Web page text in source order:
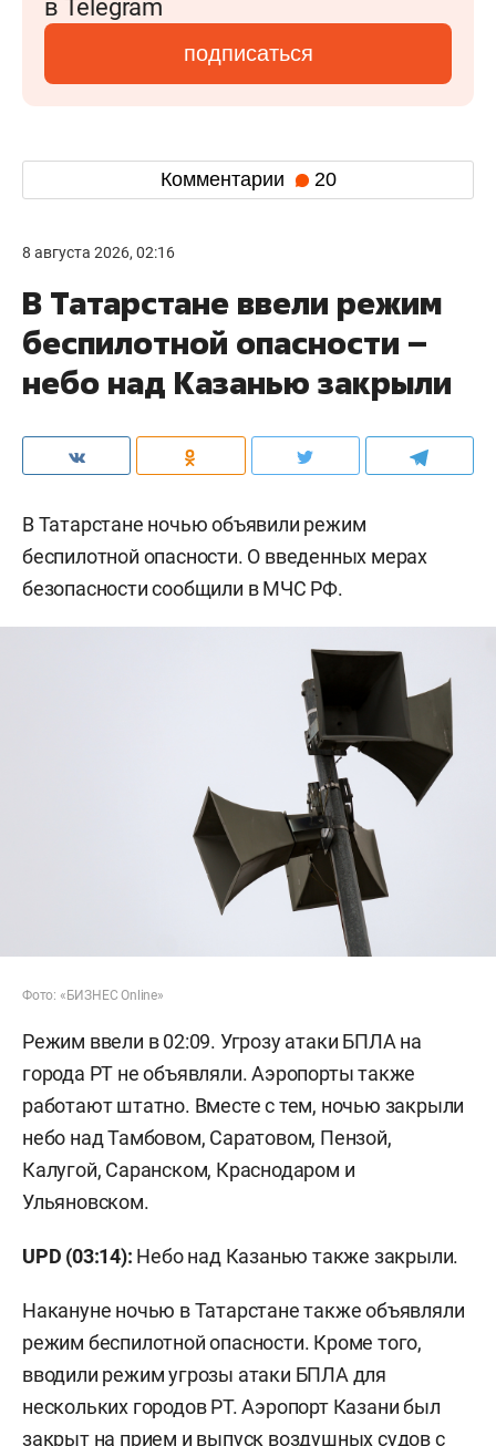
в Telegram
подписаться
Комментарии 20
8 августа 2026, 02:16
В Татарстане ввели режим
беспилотной опасности –
небо над Казанью закрыли
В Татарстане ночью объявили режим
беспилотной опасности. О введенных мерах
безопасности сообщили в МЧС РФ.
Фото: «БИЗНЕС Online»
Режим ввели в 02:09. Угрозу атаки БПЛА на
города РТ не объявляли. Аэропорты также
работают штатно. Вместе с тем, ночью закрыли
небо над Тамбовом, Саратовом, Пензой,
Калугой, Саранском, Краснодаром и
Ульяновском.
UPD (03:14): Небо над Казанью также закрыли.
Накануне ночью в Татарстане также объявляли
режим беспилотной опасности. Кроме того,
вводили режим угрозы атаки БПЛА для
нескольких городов РТ. Аэропорт Казани был
закрыт на прием и выпуск воздушных судов с